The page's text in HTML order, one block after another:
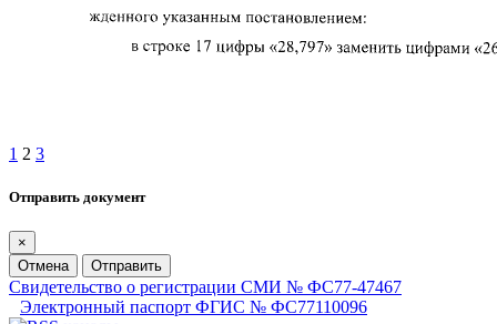
1 2 3
Отправить документ
×
Отмена
Отправить
Свидетельство о регистрации СМИ № ФС77-47467
Электронный паспорт ФГИС № ФС77110096